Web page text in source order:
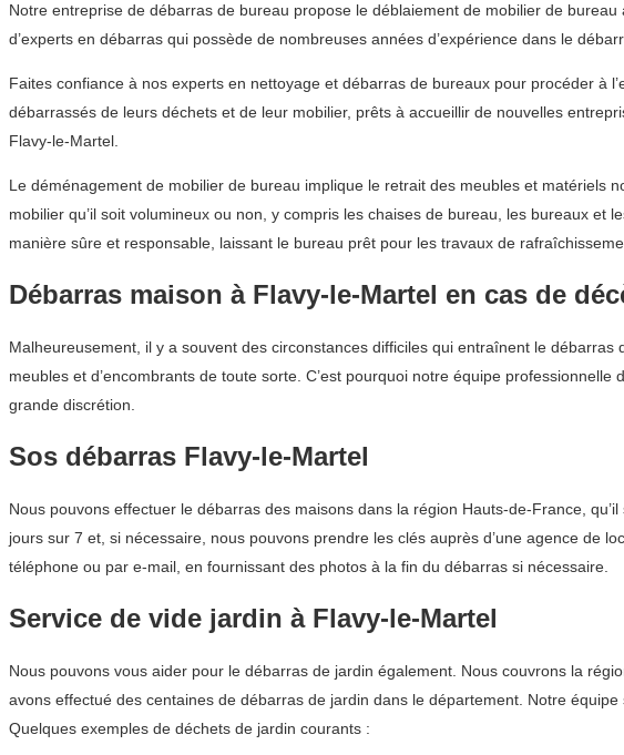
Notre entreprise de débarras de bureau propose le déblaiement de mobilier de
d’experts en débarras qui possède de nombreuses années d’expérience dans le
Faites confiance à nos experts en nettoyage et débarras de bureaux pour procéder à
débarrassés de leurs déchets et de leur mobilier, prêts à accueillir de nouvelles
Flavy-le-Martel.
Le déménagement de mobilier de bureau implique le retrait des meubles et matériels
mobilier qu’il soit volumineux ou non, y compris les chaises de bureau, les bureaux
manière sûre et responsable, laissant le bureau prêt pour les travaux de
Débarras maison à Flavy-le-Martel en cas de
Malheureusement, il y a souvent des circonstances difficiles qui entraînent le
meubles et d’encombrants de toute sorte. C’est pourquoi notre équipe
grande discrétion.
Sos débarras Flavy-le-Martel
Nous pouvons effectuer le débarras des maisons dans la région Hauts-de-France,
jours sur 7 et, si nécessaire, nous pouvons prendre les clés auprès d’une agence de
téléphone ou par e-mail, en fournissant des photos à la fin du débarras si nécessaire.
Service de vide jardin à Flavy-le-Martel
Nous pouvons vous aider pour le débarras de jardin également. Nous couvrons la
avons effectué des centaines de débarras de jardin dans le département. Notre
Quelques exemples de déchets de jardin courants :